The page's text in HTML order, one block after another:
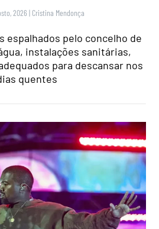
2026 | Cristina Mendonça
espalhados pelo concelho de
instalações sanitárias,
para descansar nos
quentes